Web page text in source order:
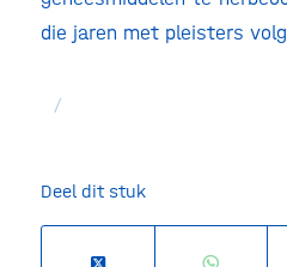
die jaren met pleisters
/
Deel dit stuk